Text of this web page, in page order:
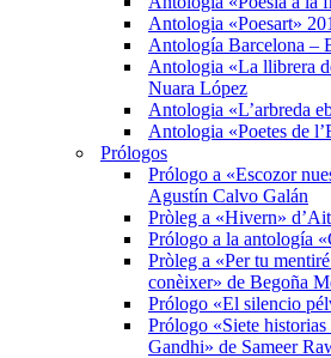
Antologia «Poesart»
Antología Barcelona –
Antologia «La llibrera
Nuara López
Antologia «L’arbreda
Antologia «Poetes de
Prólogos
Prólogo a «Escozor
Agustín Calvo Galán
Pròleg a «Hivern»
Prólogo a la antología
Pròleg a «Per tu
conèixer» de Begoña
Prólogo «El silencio
Prólogo «Siete
Gandhi» de Sameer